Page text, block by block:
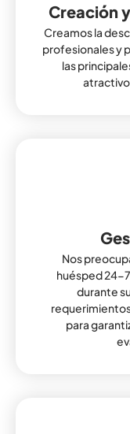
Creación
Creamos la
profesionales y
las
Nos
huésped 24-
durante
para